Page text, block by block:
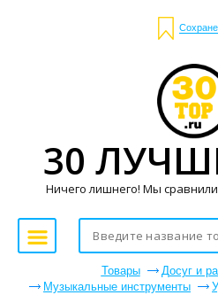
Товары
Досуг и
Музыкальные инструменты
30
Ничего лишнего! Мы